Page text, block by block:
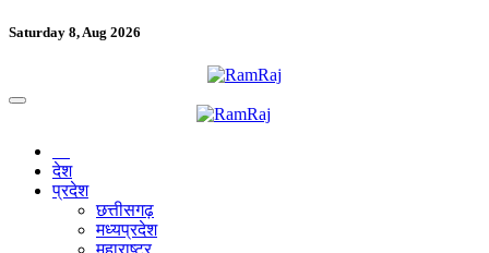
Saturday 8, Aug 2026
देश
प्रदेश
छत्तीसगढ़
मध्यप्रदेश